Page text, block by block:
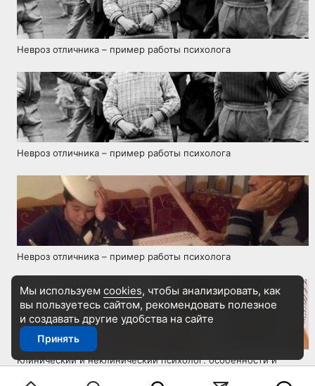
Невроз отличника – пример работы психолога
Невроз отличника – пример работы психолога
Невроз отличника – пример работы психолога
Клинический и неклинический психолог: особенности и
Мы используем cookies, чтобы анализировать, как
вы пользуетесь сайтом, рекомендовать полезное
и создавать другие удобства на сайте
Принять